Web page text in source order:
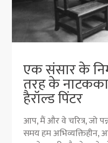
एक संसार के
तरह के
हैरॉल्ड पिंटर
आप, मैं और वे चरित्र, जो
समय हम अभिव्यक्तिहीन,